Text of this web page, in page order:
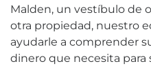
Malden, un vestíbulo de
otra propiedad, nuestro
ayudarle a comprender
dinero que necesita para